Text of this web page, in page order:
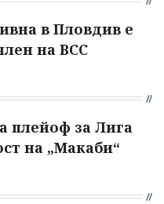
в Пловдив е
на ВСС
плейоф за Лига
на „Макаби“